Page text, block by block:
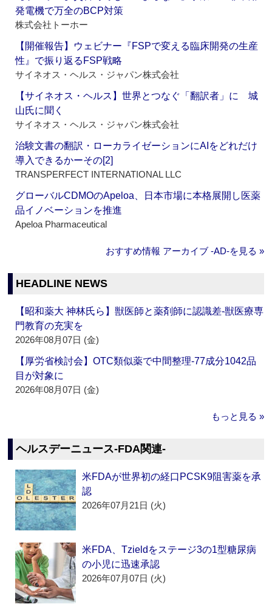
発電機で万全のBCP対策
株式会社トーホー
【開催報告】ウェビナー『FSPで変える臨床開発の生産
性』で振り返るFSP戦略
サイネオス・ヘルス・ジャパン株式会社
【サイネオス・ヘルス】世界とつなぐ「翻訳者」に 城
山氏に聞く
サイネオス・ヘルス・ジャパン株式会社
治験文書の翻訳・ローカライゼーションにAIをどれだけ
導入できるかーその[2]
TRANSPERFECT INTERNATIONAL LLC
グローバルCDMOのApeloa、日本市場に本格展開し医薬
品イノベーションを推進
Apeloa Pharmaceutical
おすすめ情報 アーカイブ ‐AD‐を見る »
HEADLINE NEWS
【昭和薬大 神林氏ら】獣医師と薬剤師に認識差‐獣医療専
門教育の充実を
2026年08月07日 (金)
【厚労省検討会】OTC類似薬で中間整理‐77成分1042品
目が対象に
2026年08月07日 (金)
もっと見る »
ヘルスデーニュース‐FDA関連‐
米FDAが世界初の経口PCSK9阻害薬を承
認
2026年07月21日 (火)
米FDA、Tzieldをステージ3の1型糖尿病
の小児に迅速承認
2026年07月07日 (火)